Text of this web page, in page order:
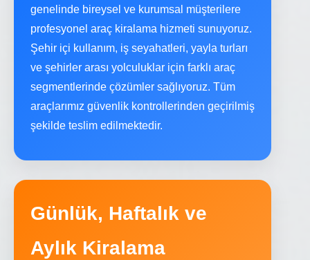
genelinde bireysel ve kurumsal müşterilere
profesyonel araç kiralama hizmeti sunuyoruz.
Şehir içi kullanım, iş seyahatleri, yayla turları
ve şehirler arası yolculuklar için farklı araç
segmentlerinde çözümler sağlıyoruz. Tüm
araçlarımız güvenlik kontrollerinden geçirilmiş
şekilde teslim edilmektedir.
Günlük, Haftalık ve
Aylık Kiralama